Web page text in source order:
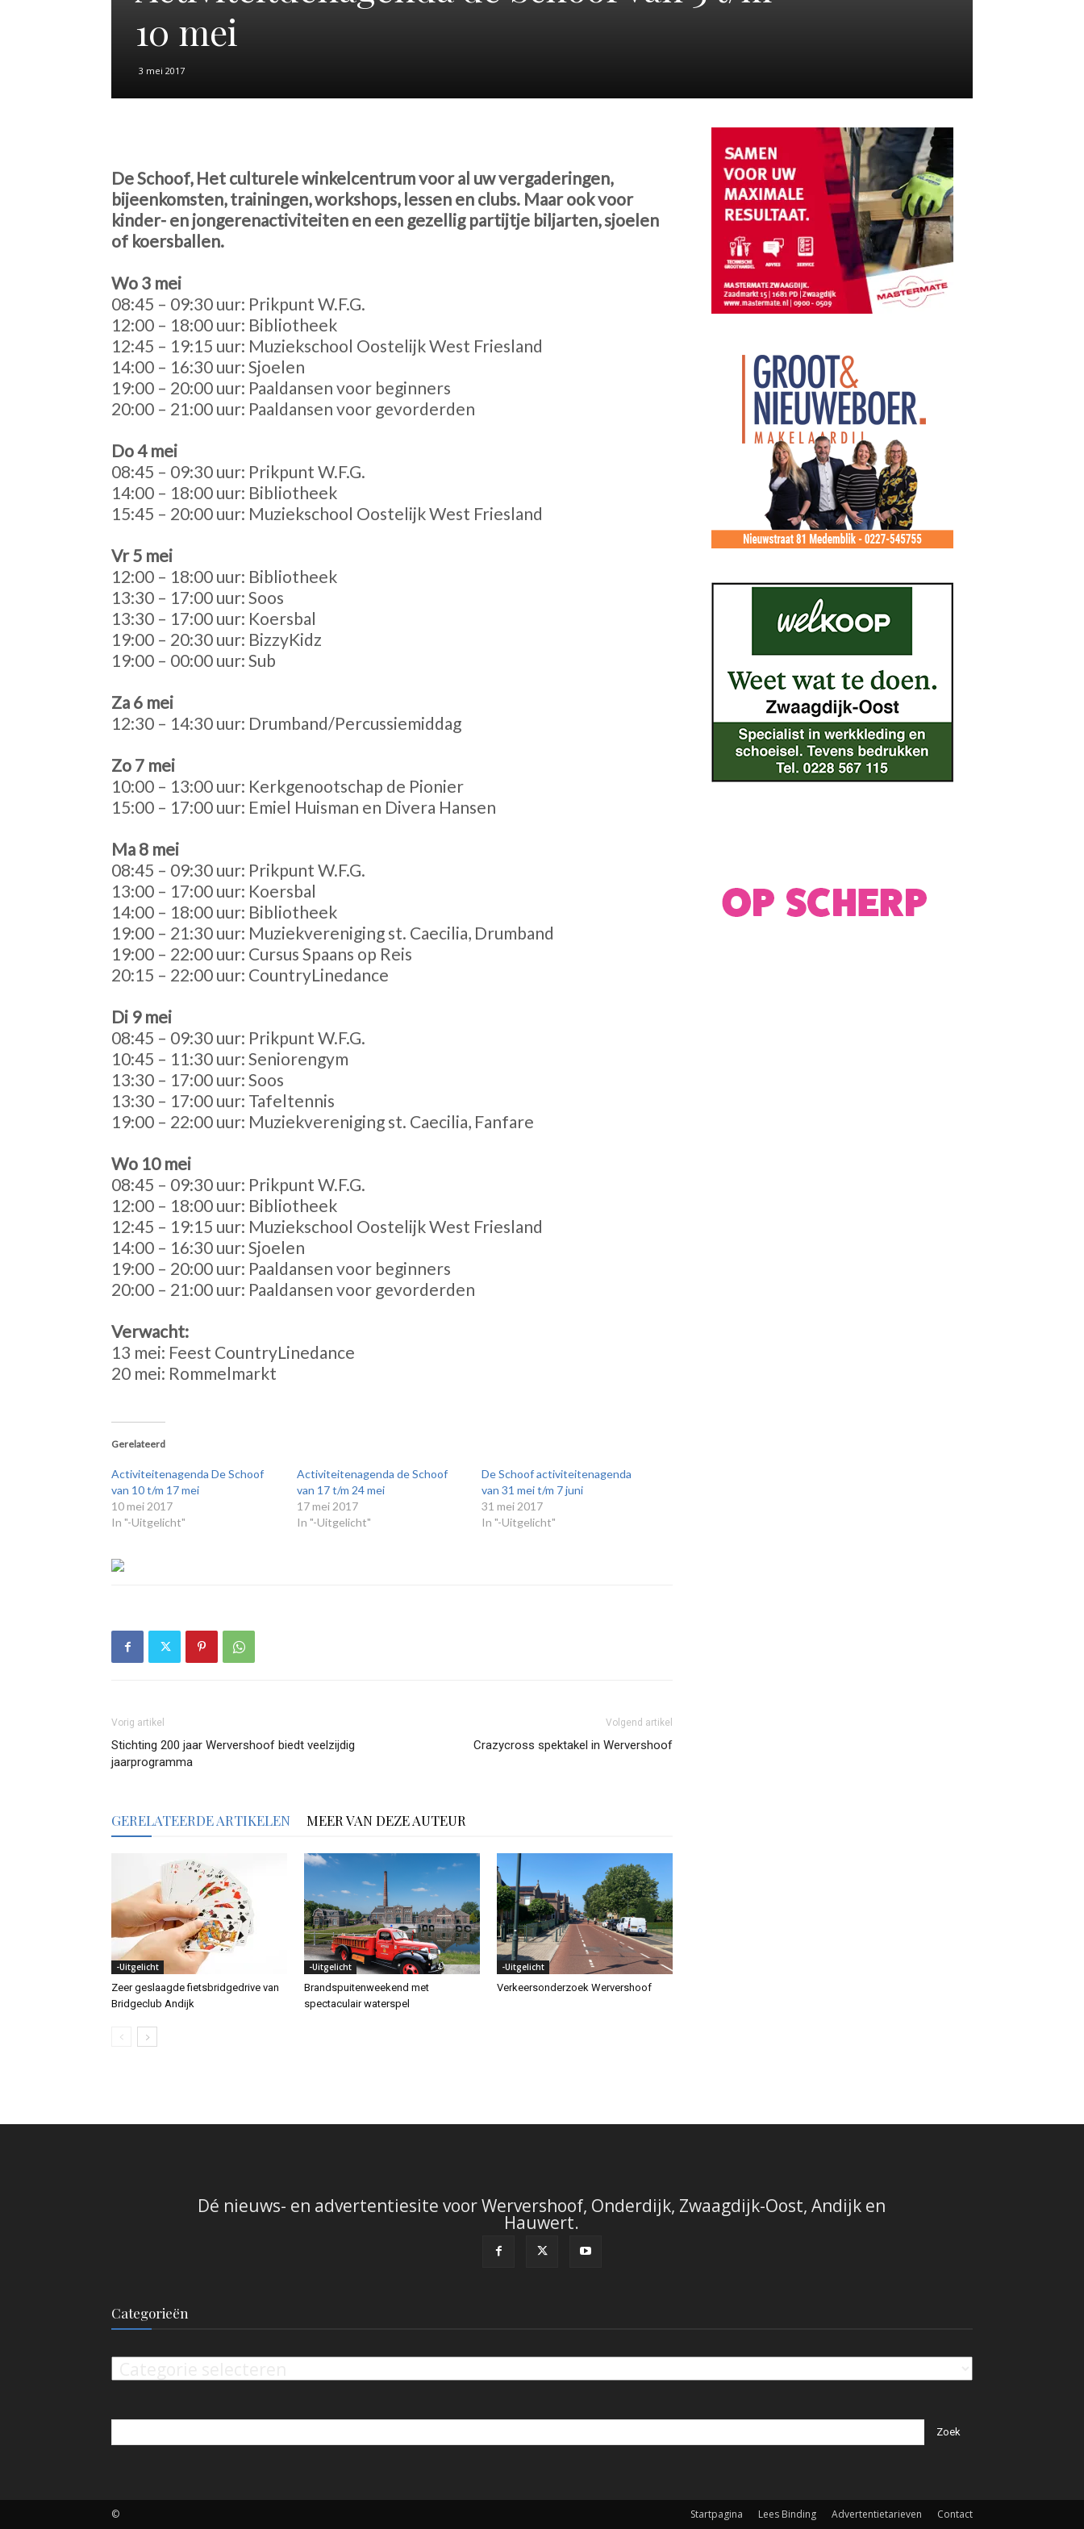
10 mei
3 mei 2017
De Schoof, Het culturele winkelcentrum voor al uw vergaderingen,
bijeenkomsten, trainingen, workshops, lessen en clubs. Maar ook voor
kinder- en jongerenactiviteiten en een gezellig partijtje biljarten, sjoelen
of koersballen.
Wo 3 mei
08:45 – 09:30 uur: Prikpunt W.F.G.
12:00 – 18:00 uur: Bibliotheek
12:45 – 19:15 uur: Muziekschool Oostelijk West Friesland
14:00 – 16:30 uur: Sjoelen
19:00 – 20:00 uur: Paaldansen voor beginners
20:00 – 21:00 uur: Paaldansen voor gevorderden
Do 4 mei
08:45 – 09:30 uur: Prikpunt W.F.G.
14:00 – 18:00 uur: Bibliotheek
15:45 – 20:00 uur: Muziekschool Oostelijk West Friesland
Vr 5 mei
12:00 – 18:00 uur: Bibliotheek
13:30 – 17:00 uur: Soos
13:30 – 17:00 uur: Koersbal
19:00 – 20:30 uur: BizzyKidz
19:00 – 00:00 uur: Sub
Za 6 mei
12:30 – 14:30 uur: Drumband/Percussiemiddag
Zo 7 mei
10:00 – 13:00 uur: Kerkgenootschap de Pionier
15:00 – 17:00 uur: Emiel Huisman en Divera Hansen
Ma 8 mei
08:45 – 09:30 uur: Prikpunt W.F.G.
13:00 – 17:00 uur: Koersbal
14:00 – 18:00 uur: Bibliotheek
19:00 – 21:30 uur: Muziekvereniging st. Caecilia, Drumband
19:00 – 22:00 uur: Cursus Spaans op Reis
20:15 – 22:00 uur: CountryLinedance
Di 9 mei
08:45 – 09:30 uur: Prikpunt W.F.G.
10:45 – 11:30 uur: Seniorengym
13:30 – 17:00 uur: Soos
13:30 – 17:00 uur: Tafeltennis
19:00 – 22:00 uur: Muziekvereniging st. Caecilia, Fanfare
Wo 10 mei
08:45 – 09:30 uur: Prikpunt W.F.G.
12:00 – 18:00 uur: Bibliotheek
12:45 – 19:15 uur: Muziekschool Oostelijk West Friesland
14:00 – 16:30 uur: Sjoelen
19:00 – 20:00 uur: Paaldansen voor beginners
20:00 – 21:00 uur: Paaldansen voor gevorderden
Verwacht:
13 mei: Feest CountryLinedance
20 mei: Rommelmarkt
Gerelateerd
Activiteitenagenda De Schoof
van 10 t/m 17 mei
10 mei 2017
In "-Uitgelicht"
Activiteitenagenda de Schoof
van 17 t/m 24 mei
17 mei 2017
In "-Uitgelicht"
De Schoof activiteitenagenda
van 31 mei t/m 7 juni
31 mei 2017
In "-Uitgelicht"
Vorig artikel
Stichting 200 jaar Wervershoof biedt veelzijdig
jaarprogramma
Volgend artikel
Crazycross spektakel in Wervershoof
GERELATEERDE ARTIKELEN MEER VAN DEZE AUTEUR
-Uitgelicht
Zeer geslaagde fietsbridgedrive van
Bridgeclub Andijk
-Uitgelicht
Brandspuitenweekend met
spectaculair waterspel
-Uitgelicht
Verkeersonderzoek Wervershoof
Dé nieuws- en advertentiesite voor Wervershoof, Onderdijk, Zwaagdijk-Oost, Andijk en
Hauwert.
Categorieën
Categorieën
Startpagina Lees Binding Advertentietarieven Contact
©